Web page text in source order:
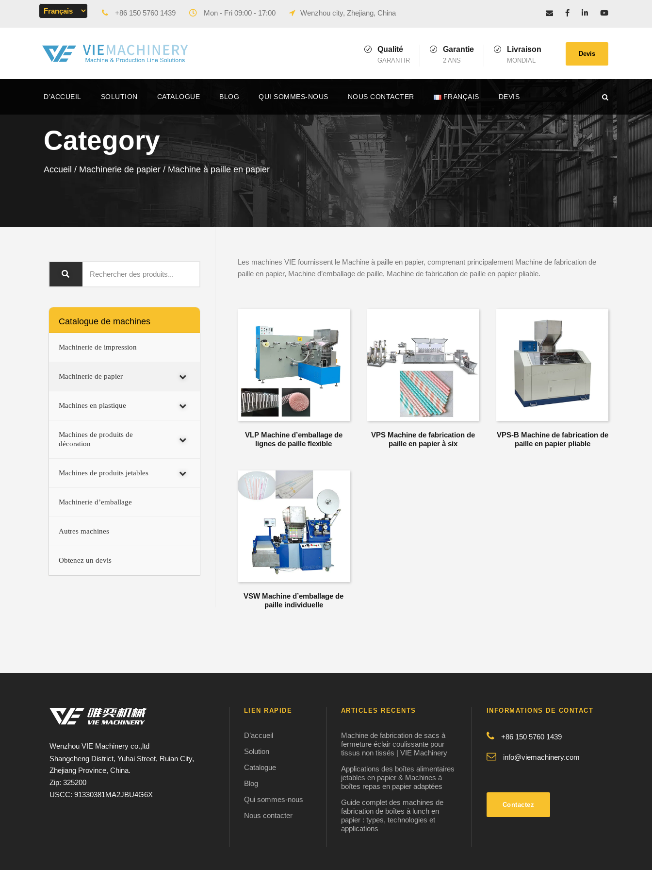
+86 150 5760 1439 Mon - Fri 09:00 - 17:00 Wenzhou city, Zhejiang, China
Qualité
GARANTIR
Garantie
2 ANS
Livraison
MONDIAL
Devis
D’ACCUEIL SOLUTION CATALOGUE BLOG QUI SOMMES-NOUS NOUS CONTACTER FRANÇAIS DEVIS
Category
Accueil / Machinerie de papier / Machine à paille en papier
Les machines VIE fournissent le Machine à paille en papier, comprenant principalement Machine de fabrication de
paille en papier, Machine d’emballage de paille, Machine de fabrication de paille en papier pliable.
VLP Machine d’emballage de
lignes de paille flexible
VPS Machine de fabrication de
paille en papier à six
VPS-B Machine de fabrication de
paille en papier pliable
VSW Machine d’emballage de
paille individuelle
Catalogue de machines
Machinerie de impression
Machinerie de papier
Machines en plastique
Machines de produits de
décoration
Machines de produits jetables
Machinerie d’emballage
Autres machines
Obtenez un devis
Wenzhou VIE Machinery co.,ltd
Shangcheng District, Yuhai Street, Ruian City,
Zhejiang Province, China.
Zip: 325200
USCC: 91330381MA2JBU4G6X
LIEN RAPIDE
D’accueil
Solution
Catalogue
Blog
Qui sommes-nous
Nous contacter
ARTICLES RÉCENTS
Machine de fabrication de sacs à
fermeture éclair coulissante pour
tissus non tissés | VIE Machinery
Applications des boîtes alimentaires
jetables en papier & Machines à
boîtes repas en papier adaptées
Guide complet des machines de
fabrication de boîtes à lunch en
papier : types, technologies et
applications
INFORMATIONS DE CONTACT
+86 150 5760 1439
info@viemachinery.com
Contactez